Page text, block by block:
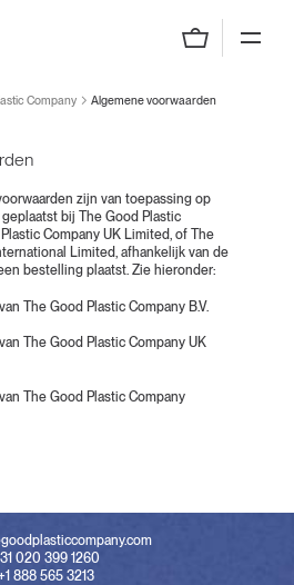
by The Good Plastic Company
Company Algemene voorwaarden
zijn van toepassing op
bij The Good Plastic
Company UK Limited, of The
Limited, afhankelijk van de
bestelling plaatst. Zie hieronder:
The Good Plastic Company B.V.
The Good Plastic Company UK
The Good Plastic Company
020 399 1260
888 565 3213